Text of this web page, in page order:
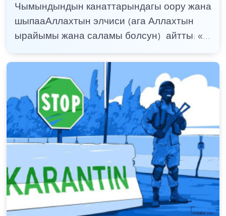
Чымындындын канаттарындагы оору жана
шыпааАллахтын элчиси (ага Аллахтын
ырайымы жана саламы болсун) айтты: «...